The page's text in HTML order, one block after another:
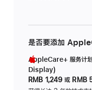
是否要添加
AppleCare+ 服务计
Display)
RMB 1,249 或 RMB